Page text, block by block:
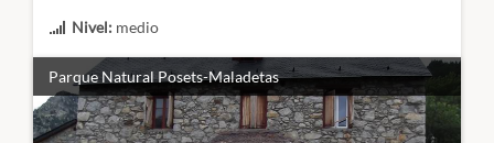
Nivel: medio
Duración:
6 días
¿Quieres disfrutar del Pirineo en Estado Puro? No te
pierdas este viaje desenderismo al valle de Benasque
Parque Natural Posets-Maladetas